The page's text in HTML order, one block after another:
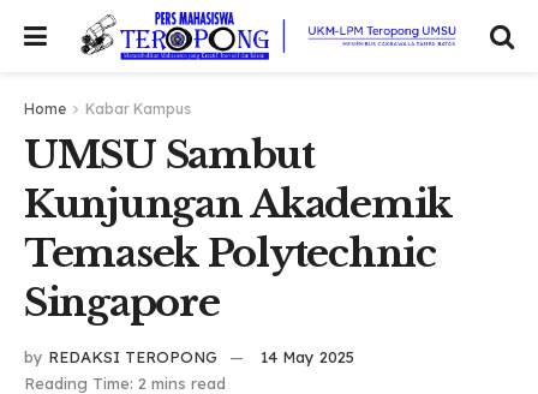
Home Kabar Kampus
UMSU Sambut
Kunjungan Akademik
Temasek Polytechnic
Singapore
by REDAKSI TEROPONG
14 May 2025
Reading Time: 2 mins read